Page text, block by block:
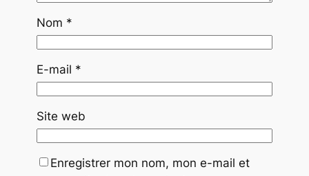
Nom *
E-mail *
Site web
Enregistrer mon nom, mon e-mail et